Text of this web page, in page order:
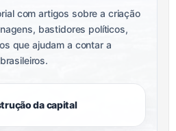
com artigos sobre a criação
bastidores políticos,
que ajudam a contar a
da capital